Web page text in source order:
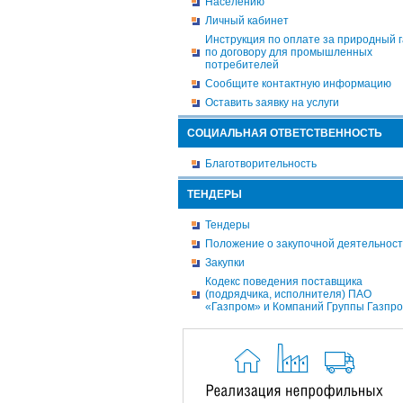
Личный кабинет
Инструкция по оплате за природный
по договору для промышленных
потребителей
Сообщите контактную информацию
Оставить заявку на услуги
СОЦИАЛЬНАЯ ОТВЕТСТВЕННОСТЬ
Благотворительность
ТЕНДЕРЫ
Тендеры
Положение о закупочной
Закупки
Кодекс поведения поставщика
(подрядчика, исполнителя) ПАО
«Газпром» и Компаний Группы